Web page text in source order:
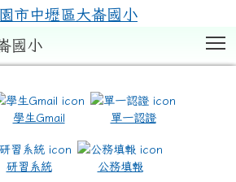
國小
學生Gmail 單一認證
研習系統 公務填報